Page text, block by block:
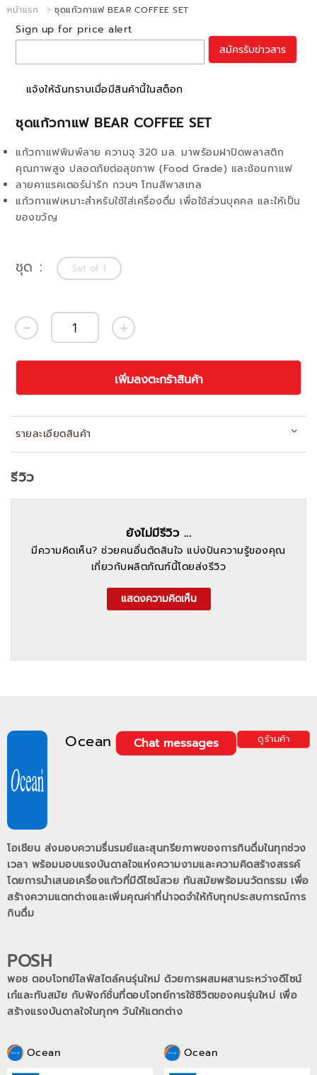
หน้าแรก ชุดแก้วกาแฟ BEAR COFFEE SET
ชุดแก้วกาแฟ BEAR COFFEE SET
แก้วกาแฟพิมพ์ลาย ความจุ 320 มล. มาพร้อมฝาปิดพลาสติก
คุณภาพสูง ปลอดภัยต่อสุขภาพ (Food Grade) และช้อนกาแฟ
ลายคาแรคเตอร์น่ารัก กวนๆ โทนสีพาสเทล
แก้วกาแฟเหมาะสำหรับใช้ใส่เครื่องดื่ม เพื่อใช้ส่วนบุคคล และให้เป็น
ของขวัญ
Sign up for price alert
สมัครรับข่าวสาร
แจ้งให้ฉันทราบเมื่อมีสินค้านี้ในสต็อก
ชุด Set of 1
เพิ่มลงตะกร้าสินค้า
รายละเอียดสินค้า
Ocean ดูร้านค้า
Chat messages
โอเชียน ส่งมอบความรื่นรมย์และสุนทรียภาพของการกินดื่มในทุกช่วง
เวลา พร้อมมอบแรงบันดาลใจแห่งความงามและความคิดสร้างสรรค์
โดยการนำเสนอเครื่องแก้วที่มีดีไซน์สวย ทันสมัยพร้อมนวัตกรรม เพื่อ
สร้างความแตกต่างและเพิ่มคุณค่าที่น่าจดจำให้กับทุกประสบการณ์การ
กินดื่ม
POSH
พอช ตอบโจทย์ไลฟ์สไตล์คนรุ่นใหม่ ด้วยการผสมผสานระหว่างดีไซน์
เก๋และทันสมัย กับฟังก์ชั่นที่ตอบโจทย์การใช้ชีวิตของคนรุ่นใหม่ เพื่อ
สร้างแรงบันดาลใจในทุกๆ วันให้แตกต่าง
Ocean Ocean
รีวิว
ยังไม่มีรีวิว ...
มีความคิดเห็น? ช่วยคนอื่นตัดสินใจ แบ่งปันความรู้ของคุณ
เกี่ยวกับผลิตภัณฑ์นี้โดยส่งรีวิว
แสดงความคิดเห็น